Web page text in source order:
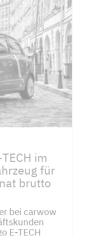
im
für
brutto
bei carwow
E-TECH